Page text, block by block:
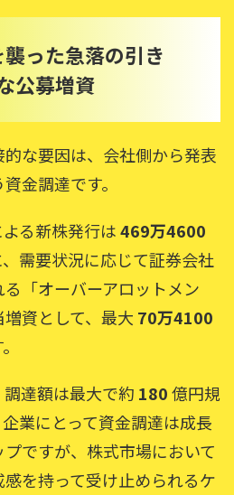
った急落の引き
公募増資
な要因は、会社側から発表
金調達です。
る新株発行は469万4600
需要状況に応じて証券会社
「オーバーアロットメン
資として、最大 70万4100
達額は最大で約 180億円規
業にとって資金調達は成長
ですが、株式市場において
を持って受け止められるケ